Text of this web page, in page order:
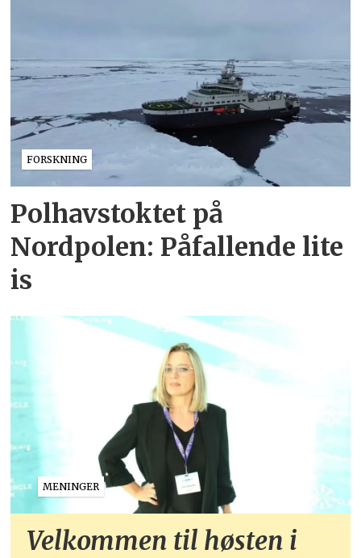
FORSKNING
Polhavstoktet på
Nordpolen: Påfallende lite
is
MENINGER
Velkommen til høsten i